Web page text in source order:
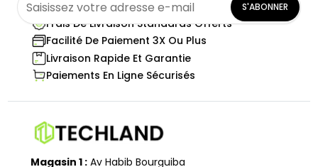
S'ABONNER
Frais De Livraison Standards Offerts
Facilité De Paiement 3X Ou Plus
Livraison Rapide Et Garantie
Paiements En Ligne Sécurisés
Magasin 1 : Av Habib Bourguiba